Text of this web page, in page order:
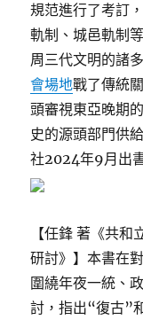
規范進行了考訂
軌制、城邑軌制
周三代文明的諸
會場地戰了傳統
頭審視東亞晚期
史的源頭部門供
社2024年9月出
【任鋒 著《共
研討》】本書在
圍繞年夜一統、
討，指出“復古”